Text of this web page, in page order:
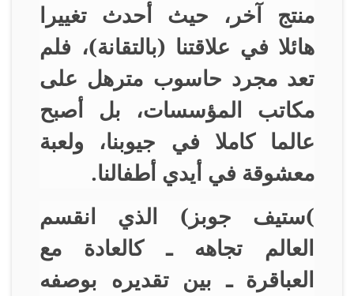
منتج آخر، حيث أحدث تغييرا
هائلا في علاقتنا (بالتقانة)، فلم
تعد مجرد حاسوب مترهل على
مكاتب المؤسسات، بل أصبح
عالما كاملا في جيوبنا، ولعبة
معشوقة في أيدي أطفالنا.
(ستيف جوبز) الذي انقسم
العالم تجاهه ـ كالعادة مع
العباقرة ـ بين تقديره بوصفه